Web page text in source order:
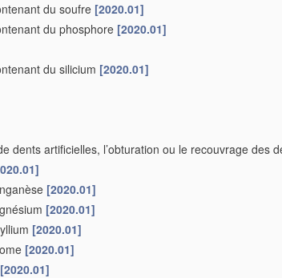
du soufre [2020.01]
du phosphore [2020.01]
du silicium [2020.01]
dents artificielles, l’obturation ou le recouvrage des
[2020.01]
[2020.01]
[2020.01]
[2020.01]
[2020.01]